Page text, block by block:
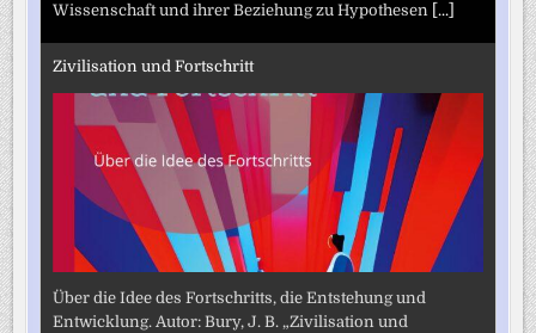
Wissenschaft und ihrer Beziehung zu Hypothesen [...]
Zivilisation und Fortschritt
Über die Idee des Fortschritts, die Entstehung und
Entwicklung. Autor: Bury, J. B. „Zivilisation und